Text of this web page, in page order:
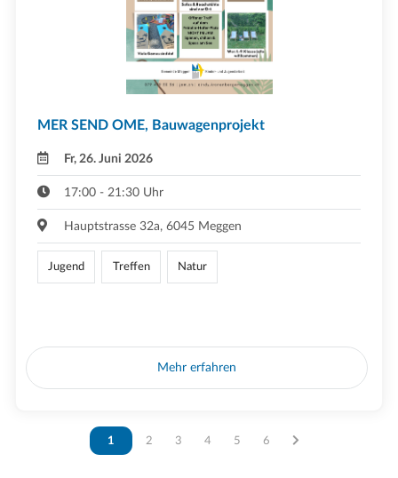
MER SEND OME, Bauwagenprojekt
Fr, 26. Juni 2026
17:00 - 21:30 Uhr
Hauptstrasse 32a, 6045 Meggen
Jugend Treffen Natur
Mehr erfahren
Vous êtes sur la page
1 Vous êtes sur la page
2 Vous êtes sur la page
3 Vous êtes sur la page
4 Vous êtes sur la page
5 Vous êtes sur la page
6